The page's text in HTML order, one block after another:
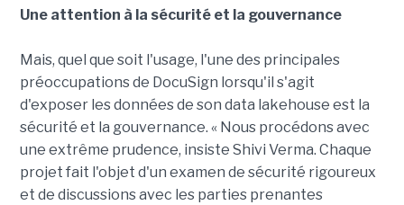
Une attention à la sécurité et la gouvernance
Mais, quel que soit l'usage, l'une des principales
préoccupations de DocuSign lorsqu'il s'agit
d'exposer les données de son data lakehouse est la
sécurité et la gouvernance. « Nous procédons avec
une extrême prudence, insiste Shivi Verma. Chaque
projet fait l'objet d'un examen de sécurité rigoureux
et de discussions avec les parties prenantes